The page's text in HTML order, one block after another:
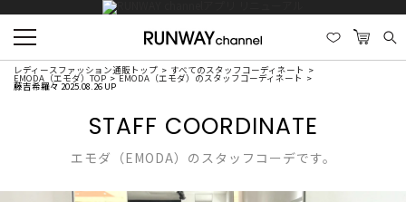
レディースファッション通販トップ すべてのスタッフコーディネート
EMODA（エモダ）TOP EMODA（エモダ）のスタッフコーディネート
藤吉希羅々 2025.08.26 UP
STAFF COORDINATE
エモダ（EMODA）のスタッフコーデです。